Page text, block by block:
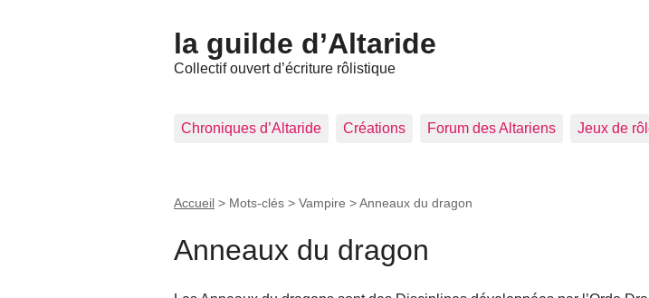
la guilde d’Altaride
Collectif ouvert d’écriture rôlistique
Chroniques d’Altaride Créations Forum des Altariens Jeux de
Accueil > Mots-clés > Vampire >Anneaux du dragon
Anneaux du dragon